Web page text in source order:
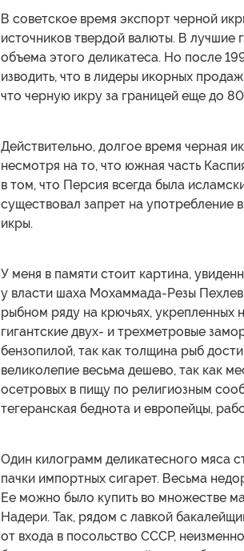
В советское время экспорт черной
источников твердой валюты. В лучшие
объема этого деликатеса. Но после
изводить, что в лидеры икорных
что черную икру за границей еще до
Действительно, долгое время черная
несмотря на то, что южная часть
в том, что Персия всегда была
существовал запрет на употребление
икры.
У меня в памяти стоит картина,
у власти шаха Мохаммада-Резы
рыбном ряду на крючьях, укрепленных
гигантские двух- и трехметровые
бензопилой, так как толщина рыб
великолепие весьма дешево, так как
осетровых в пищу по религиозным
тегеранская беднота и европейцы,
Один килограмм деликатесного мяса
пачки импортных сигарет. Весьма
Ее можно было купить во множестве
Надери. Так, рядом с лавкой
от входа в посольство СССР,